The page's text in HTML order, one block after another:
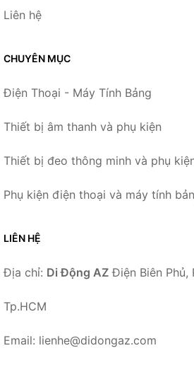
Liên hệ
CHUYÊN MỤC
Điện Thoại - Máy Tính Bảng
Thiết bị âm thanh và phụ kiện
Thiết bị đeo thông minh và phụ
Phụ kiện điện thoại và máy tính
LIÊN HỆ
Địa chỉ: Di Động AZ Điện Biên Phủ,
Tp.HCM
Email: lienhe@didongaz.com